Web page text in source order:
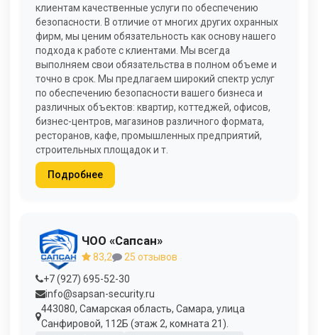
клиентам качественные услуги по обеспечению
безопасности. В отличие от многих других охранных
фирм, мы ценим обязательность как основу нашего
подхода к работе с клиентами. Мы всегда
выполняем свои обязательства в полном объеме и
точно в срок. Мы предлагаем широкий спектр услуг
по обеспечению безопасности вашего бизнеса и
различных объектов: квартир, коттеджей, офисов,
бизнес-центров, магазинов различного формата,
ресторанов, кафе, промышленных предприятий,
строительных площадок и т.
Подробнее
ЧОО «Сапсан»
83,2
25 отзывов
+7 (927) 695-52-30
info@sapsan-security.ru
443080, Самарская область, Самара, улица
Санфировой, 112Б (этаж 2, комната 21).